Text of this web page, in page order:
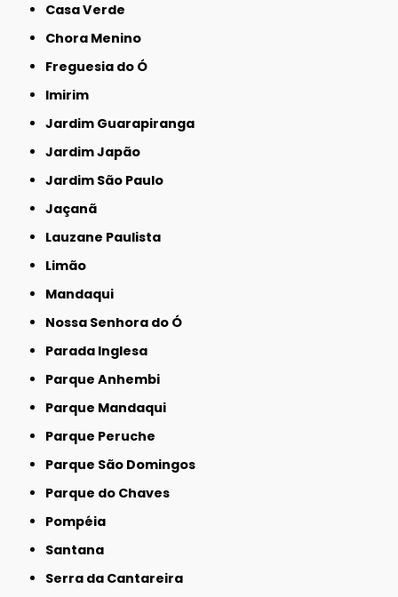
Casa Verde
Chora Menino
Freguesia do Ó
Imirim
Jardim Guarapiranga
Jardim Japão
Jardim São Paulo
Jaçanã
Lauzane Paulista
Limão
Mandaqui
Nossa Senhora do Ó
Parada Inglesa
Parque Anhembi
Parque Mandaqui
Parque Peruche
Parque São Domingos
Parque do Chaves
Pompéia
Santana
Serra da Cantareira